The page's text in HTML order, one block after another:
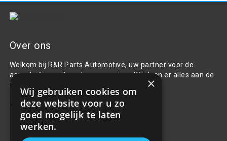
Over ons
Welkom bij R&R Parts Automotive, uw partner voor de
aanschaf van alle auto accessoires. Wij doen er alles aan de
beste selectie, service & prijs te bieden.
Contact
+31(0)85 486 83 17
info@rrparts.nl
×
Wij gebruiken cookies om
deze website voor u zo
goed mogelijk te laten
werken.